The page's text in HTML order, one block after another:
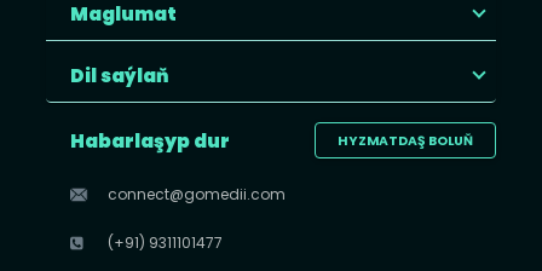
Maglumat
Dil saýlaň
HYZMATDAŞ BOLUŇ
Habarlaşyp dur
connect@gomedii.com
(+91) 9311101477